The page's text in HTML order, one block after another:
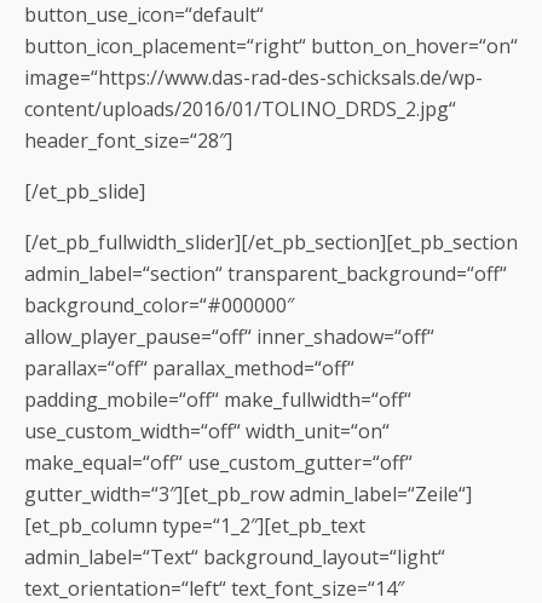
button_use_icon=“default“
button_icon_placement=“right“ button_on_hover=“on“
image=“https://www.das-rad-des-schicksals.de/wp-
content/uploads/2016/01/TOLINO_DRDS_2.jpg“
header_font_size=“28″]
[/et_pb_slide]
[/et_pb_fullwidth_slider][/et_pb_section][et_pb_section
admin_label=“section“ transparent_background=“off“
background_color=“#000000″
allow_player_pause=“off“ inner_shadow=“off“
parallax=“off“ parallax_method=“off“
padding_mobile=“off“ make_fullwidth=“off“
use_custom_width=“off“ width_unit=“on“
make_equal=“off“ use_custom_gutter=“off“
gutter_width=“3″][et_pb_row admin_label=“Zeile“]
[et_pb_column type=“1_2″][et_pb_text
admin_label=“Text“ background_layout=“light“
text_orientation=“left“ text_font_size=“14″